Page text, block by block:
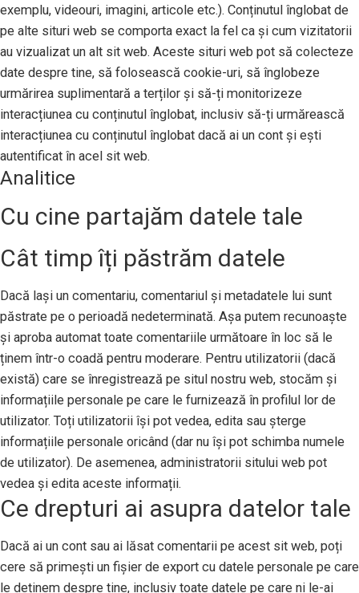
exemplu, videouri, imagini, articole etc.). Conținutul înglobat de
pe alte situri web se comporta exact la fel ca și cum vizitatorii
au vizualizat un alt sit web. Aceste situri web pot să colecteze
date despre tine, să folosească cookie-uri, să înglobeze
urmărirea suplimentară a terților și să-ți monitorizeze
interacțiunea cu conținutul înglobat, inclusiv să-ți urmărească
interacțiunea cu conținutul înglobat dacă ai un cont și ești
autentificat în acel sit web.
Analitice
Cu cine partajăm datele tale
Cât timp îți păstrăm datele
Dacă lași un comentariu, comentariul și metadatele lui sunt
păstrate pe o perioadă nedeterminată. Așa putem recunoaște
și aproba automat toate comentariile următoare în loc să le
ținem într-o coadă pentru moderare. Pentru utilizatorii (dacă
există) care se înregistrează pe situl nostru web, stocăm și
informațiile personale pe care le furnizează în profilul lor de
utilizator. Toți utilizatorii își pot vedea, edita sau șterge
informațiile personale oricând (dar nu își pot schimba numele
de utilizator). De asemenea, administratorii sitului web pot
vedea și edita aceste informații.
Ce drepturi ai asupra datelor tale
Dacă ai un cont sau ai lăsat comentarii pe acest sit web, poți
cere să primești un fișier de export cu datele personale pe care
le deținem despre tine, inclusiv toate datele pe care ni le-ai